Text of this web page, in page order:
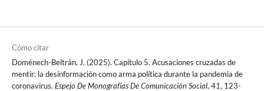
Cómo citar
Doménech-Beltrán, J. (2025). Capítulo 5. Acusaciones cruzadas de
mentir: la desinformación como arma política durante la pandemia de
coronavirus. Espejo De Monografías De Comunicación Social, 41, 123-